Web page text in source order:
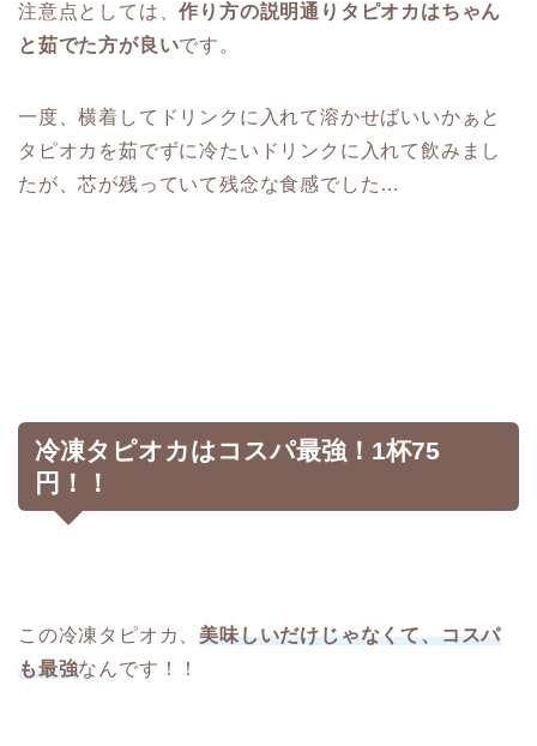
注意点としては、作り方の説明通りタピオカはちゃん
と茹でた方が良いです。
一度、横着してドリンクに入れて溶かせばいいかぁと
タピオカを茹でずに冷たいドリンクに入れて飲みまし
たが、芯が残っていて残念な食感でした…
冷凍タピオカはコスパ最強！1杯75
円！！
この冷凍タピオカ、美味しいだけじゃなくて、コスパ
も最強なんです！！